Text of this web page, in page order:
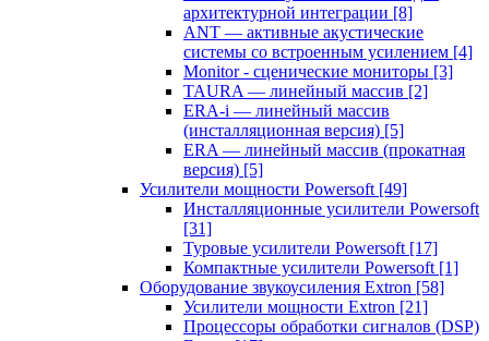
архитектурной интеграции [8]
ANT — активные акустические
системы со встроенным усилением [4]
Monitor - сценические мониторы [3]
TAURA — линейный массив [2]
ERA-i — линейный массив
(инсталляционная версия) [5]
ERA — линейный массив (прокатная
версия) [5]
Усилители мощности Powersoft [49]
Инсталляционные усилители Powersoft
[31]
Туровые усилители Powersoft [17]
Компактные усилители Powersoft [1]
Оборудование звукоусиления Extron [58]
Усилители мощности Extron [21]
Процессоры обработки сигналов (DSP)